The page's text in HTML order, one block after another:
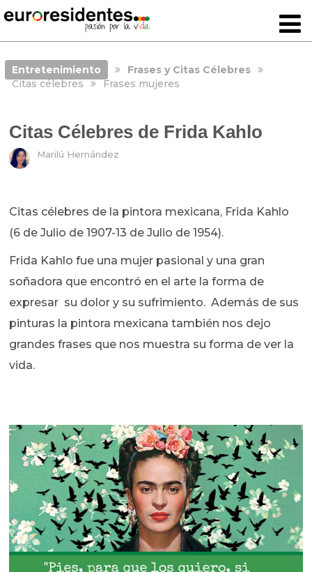
Entretenimiento
Frases y Citas Célebres
Citas célebres
Frases mujeres
Citas Célebres de Frida Kahlo
Marilú Hernández
Citas célebres de la pintora mexicana, Frida Kahlo
(6 de Julio de 1907-13 de Julio de 1954).
Frida Kahlo fue una mujer pasional y una gran
soñadora que encontró en el arte la forma de
expresar su dolor y su sufrimiento. Además de sus
pinturas la pintora mexicana también nos dejo
grandes frases que nos muestra su forma de ver la
vida.